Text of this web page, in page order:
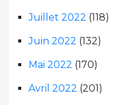
Juillet 2022 (118)
Juin 2022 (132)
Mai 2022 (170)
Avril 2022 (201)